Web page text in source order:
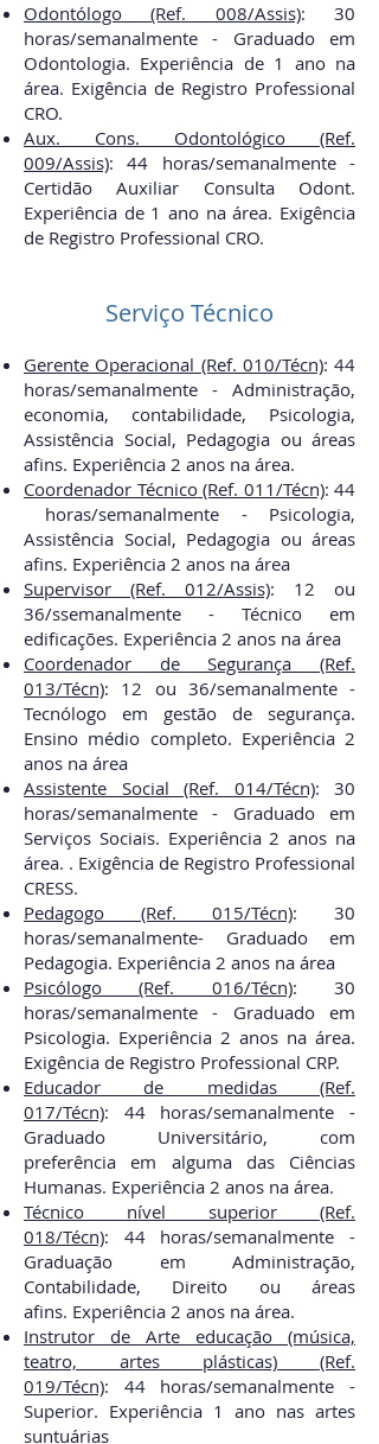
Odontólogo (Ref. 008/Assis):30
horas/semanalmente - Graduado em
Odontologia. Experiência de 1 ano na
área. Exigência de Registro Professional
CRO.
Aux. Cons. Odontológico (Ref.
009/Assis):44 horas/semanalmente -
Certidão Auxiliar Consulta Odont.
Experiência de 1 ano na área. Exigência
de Registro Professional CRO.
Serviço Técnico
Gerente Operacional (Ref. 010/Técn): 44
horas/semanalmente - Administração,
economia, contabilidade, Psicologia,
Assistência Social, Pedagogia ou áreas
afins. Experiência 2 anos na área.
Coordenador Técnico (Ref. 011/Técn): 44
horas/semanalmente - Psicologia,
Assistência Social, Pedagogia ou áreas
afins. Experiência 2 anos na área
Supervisor (Ref. 012/Assis): 12 ou
36/ssemanalmente - Técnico em
edificações. Experiência 2 anos na área
Coordenador de Segurança (Ref.
013/Técn): 12 ou 36/semanalmente -
Tecnólogo em gestão de segurança.
Ensino médio completo. Experiência 2
anos na área
Assistente Social (Ref. 014/Técn): 30
horas/semanalmente - Graduado em
Serviços Sociais. Experiência 2 anos na
área. . Exigência de Registro Professional
CRESS.
Pedagogo (Ref. 015/Técn):30
horas/semanalmente- Graduado em
Pedagogia. Experiência 2 anos na área
Psicólogo (Ref. 016/Técn):30
horas/semanalmente - Graduado em
Psicologia. Experiência 2 anos na área.
Exigência de Registro Professional CRP.
Educador de medidas (Ref.
017/Técn): 44 horas/semanalmente -
Graduado Universitário, com
preferência em alguma das Ciências
Humanas. Experiência 2 anos na área.
Técnico nível superior (Ref.
018/Técn): 44 horas/semanalmente -
Graduação em Administração,
Contabilidade, Direito ou áreas
afins. Experiência 2 anos na área.
Instrutor de Arte educação (música,
teatro, artes plásticas) (Ref.
019/Técn): 44 horas/semanalmente -
Superior. Experiência 1 ano nas artes
suntuárias